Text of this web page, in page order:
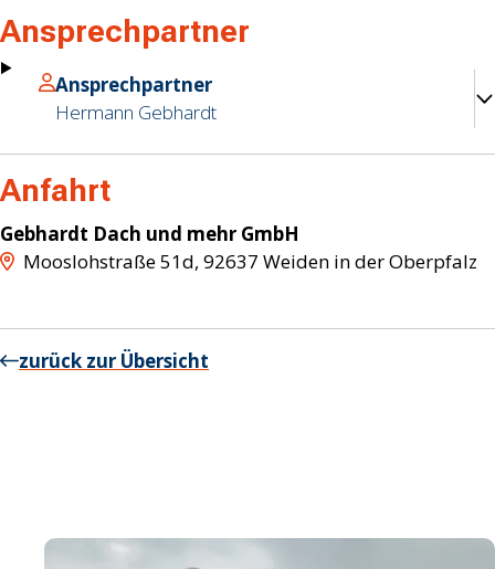
Ansprechpartner
Ansprechpartner
Hermann Gebhardt
Anfahrt
Gebhardt Dach und mehr GmbH
Mooslohstraße 51d, 92637 Weiden in der Oberpfalz
zurück zur Übersicht